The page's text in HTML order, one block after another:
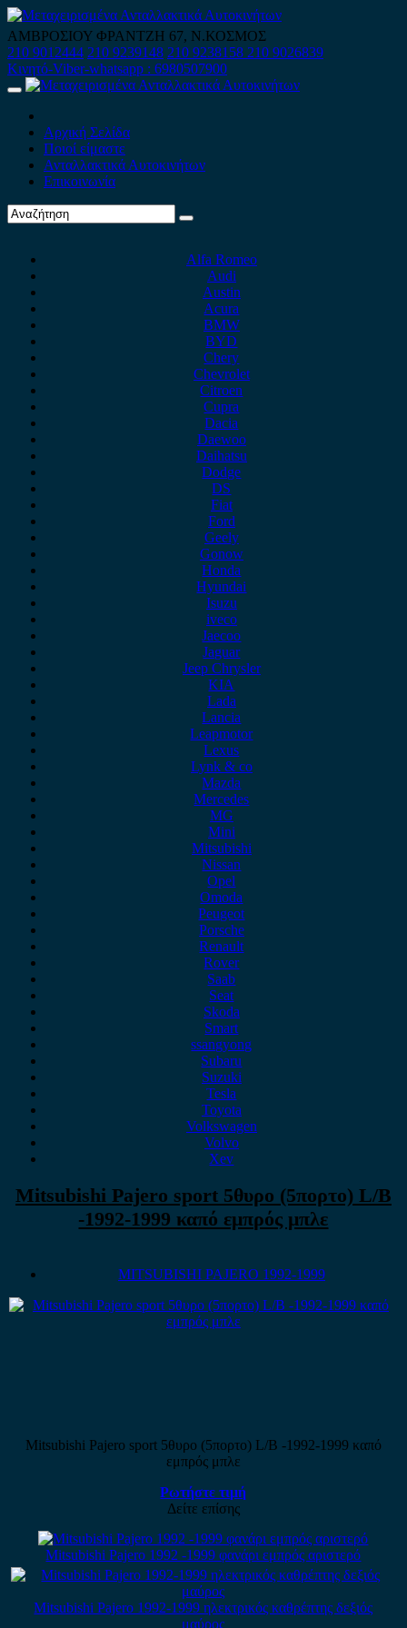
Skip
to
content
ΑΜΒΡΟΣΙΟΥ ΦΡΑΝΤΖΗ 67, Ν.ΚΟΣΜΟΣ
210 9012444 210 9239148 210 9238158 210 9026839
Κινητό-Viber-whatsapp : 6980507900
Primary
Αρχική Σελίδα
Ποιοί είμαστε
Ανταλλακτικά Αυτοκινήτων
Επικοινωνία
Alfa Romeo
Audi
Austin
Acura
BMW
BYD
Chery
Chevrolet
Citroen
Cupra
Dacia
Daewoo
Daihatsu
Dodge
DS
Fiat
Ford
Geely
Gonow
Honda
Hyundai
Isuzu
iveco
Jaecoo
Jaguar
Jeep Chrysler
KIA
Lada
Lancia
Leapmotor
Lexus
Lynk & co
Mazda
Mercedes
MG
Mini
Mitsubishi
Nissan
Opel
Omoda
Peugeot
Porsche
Renault
Rover
Saab
Seat
Skoda
Smart
ssangyong
Subaru
Suzuki
Tesla
Toyota
Volkswagen
Volvo
Xev
Mitsubishi Pajero sport 5θυρο (5πορτο) L/B
-1992-1999 καπό εμπρός μπλε
MITSUBISHI PAJERO 1992-1999
Mitsubishi Pajero sport 5θυρο (5πορτο) L/B -1992-1999 καπό
εμπρός μπλε
Ρωτήστε τιμή
Δείτε επίσης
Mitsubishi Pajero 1992 -1999 φανάρι εμπρός αριστερό
Mitsubishi Pajero 1992-1999 ηλεκτρικός καθρέπτης δεξιός
μαύρος